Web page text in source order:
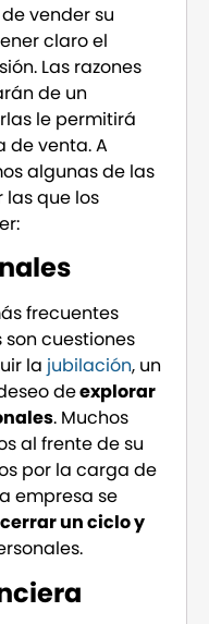
vender su
claro el
Las razones
de un
le permitirá
de venta. A
algunas de las
las que los
frecuentes
cuestiones
la jubilación, un
deexplorar
. Muchos
al frente de su
por la carga de
empresa se
cerrar un ciclo y